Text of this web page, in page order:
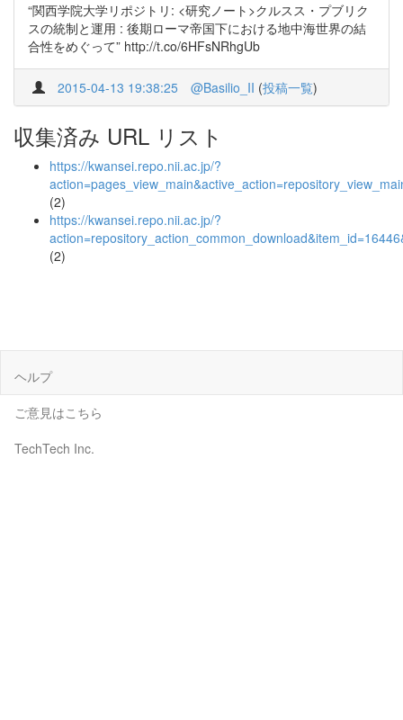
“関西学院大学リポジトリ: <研究ノート>クルスス・プブリク
スの統制と運用 : 後期ローマ帝国下における地中海世界の結
合性をめぐって” http://t.co/6HFsNRhgUb
2015-04-13 19:38:25 @Basilio_II (投稿一覧)
収集済み URL リスト
https://kwansei.repo.nii.ac.jp/?
(2)
https://kwansei.repo.nii.ac.jp/?
(2)
ヘルプ
ご意見はこちら
TechTech Inc.